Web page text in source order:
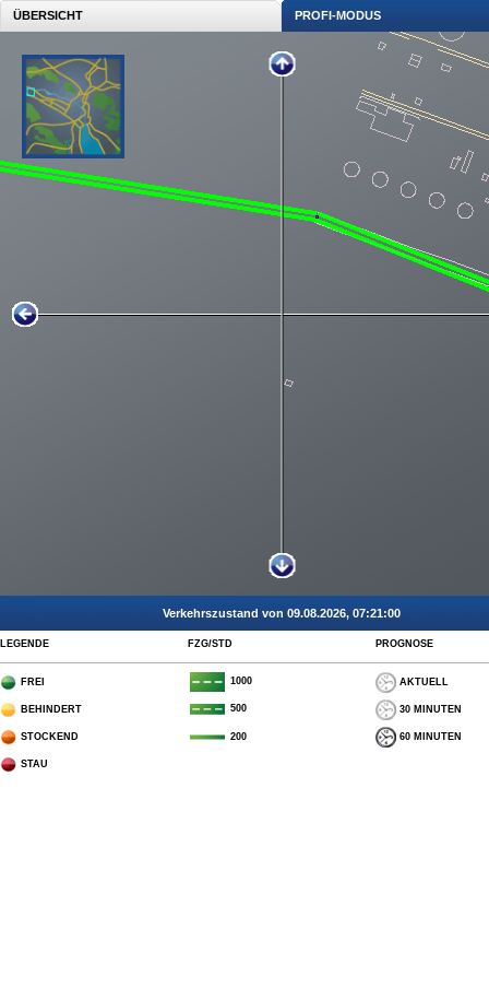
ÜBERSICHT PROFI-MODUS
Verkehrszustand von 09.08.2026, 07:21:00
LEGENDE FZG/STD PROGNOSE
FREI 1000 AKTUELL
BEHINDERT 500 30 MINUTEN
STOCKEND 200 60 MINUTEN
STAU